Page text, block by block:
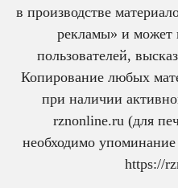
в производстве
рекламы» и может
пользователей,
Копирование любых
при наличии
rznonline.ru (для
необходимо
https://